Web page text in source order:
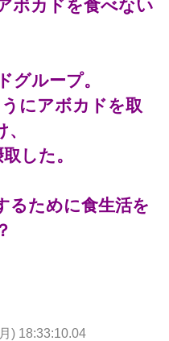
ボカドを食べない
グループ。
にアボカドを取
した。
るために食生活を
) 18:33:10.04